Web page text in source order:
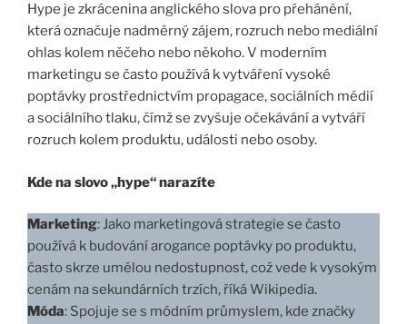
Hype je zkrácenina anglického slova pro přehánění,
která označuje nadměrný zájem, rozruch nebo mediální
ohlas kolem něčeho nebo někoho. V moderním
marketingu se často používá k vytváření vysoké
poptávky prostřednictvím propagace, sociálních médií
a sociálního tlaku, čímž se zvyšuje očekávání a vytváří
rozruch kolem produktu, události nebo osoby.
Kde na slovo „hype“ narazíte
Marketing: Jako marketingová strategie se často
používá k budování arogance poptávky po produktu,
často skrze umělou nedostupnost, což vede k vysokým
cenám na sekundárních trzích, říká Wikipedia.
Móda: Spojuje se s módním průmyslem, kde značky